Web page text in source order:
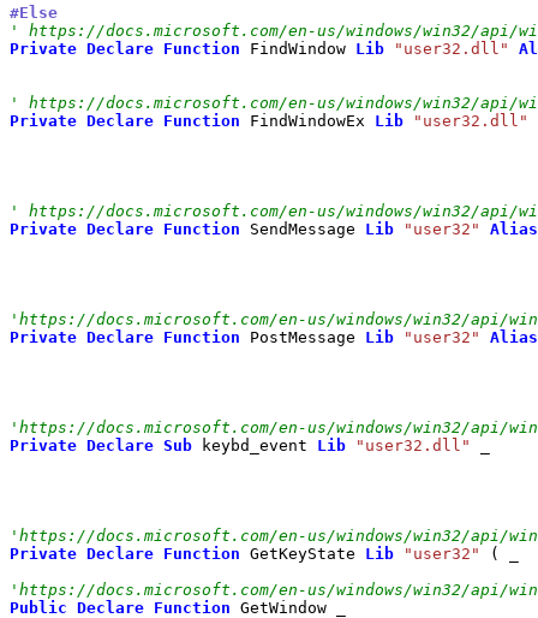
#Else
' https://docs.microsoft.com/en-us/windows/win32/api/
Private Declare Function FindWindow Lib "user32.dll"
' https://docs.microsoft.com/en-us/windows/win32/api/
Private Declare Function FindWindowEx Lib "user32.dll"
' https://docs.microsoft.com/en-us/windows/win32/api/
Private Declare Function SendMessage Lib "user32" Alias
'https://docs.microsoft.com/en-us/windows/win32/api/
Private Declare Function PostMessage Lib "user32" Alias
'https://docs.microsoft.com/en-us/windows/win32/api/
Private Declare Sub keybd_event Lib "user32.dll"
'https://docs.microsoft.com/en-us/windows/win32/api/
Private Declare Function GetKeyState Lib "user32" (
'https://docs.microsoft.com/en-us/windows/win32/api/
Public Declare Function GetWindow _